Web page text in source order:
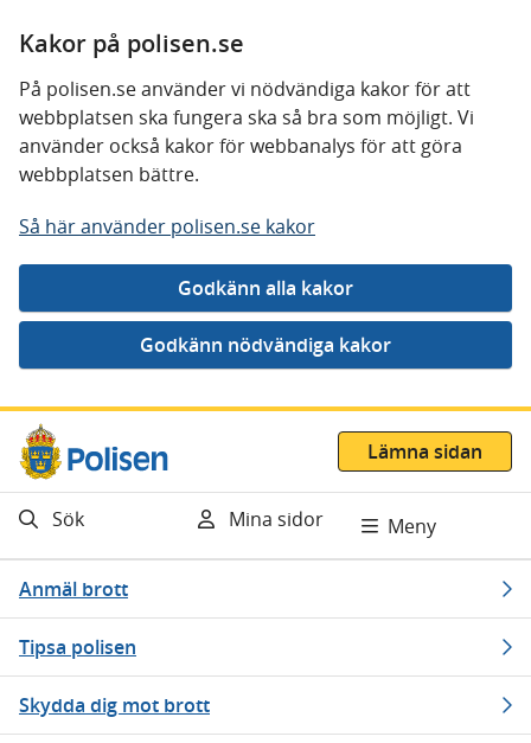
Kakor på polisen.se
På polisen.se använder vi nödvändiga kakor för att
webbplatsen ska fungera ska så bra som möjligt. Vi
använder också kakor för webbanalys för att göra
webbplatsen bättre.
Så här använder polisen.se kakor
Gå direkt till innehåll
Lämna sidan
Sök Mina sidor Meny
Anmäl brott
Tipsa polisen
Skydda dig mot brott